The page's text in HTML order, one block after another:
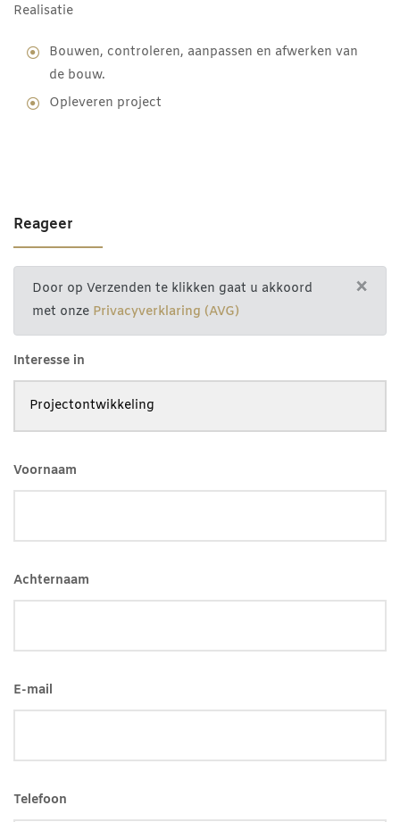
Realisatie
Bouwen, controleren, aanpassen en afwerken van
de bouw.
Opleveren project
Reageer
×
Door op Verzenden te klikken gaat u akkoord
met onze Privacyverklaring (AVG)
Interesse in
Voornaam
Achternaam
E-mail
Telefoon